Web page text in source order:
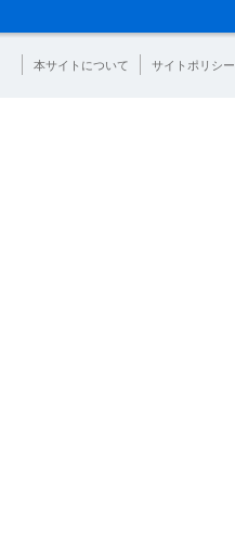
本サイトについて サイトポリシー